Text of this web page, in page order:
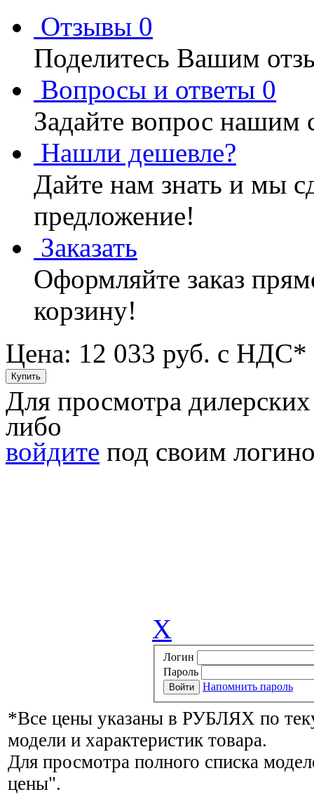
Отзывы 0
Поделитесь Вашим
Вопросы и ответы 0
Задайте вопрос нашим
Нашли дешевле?
Дайте нам знать и мы
предложение!
Заказать
Оформляйте заказ
корзину!
Цена: 12 033 руб. с НДС*
Для просмотра
либо
войдите под своим
X
Логин
Пароль
Напомнить пароль
*Все цены указаны в РУБЛЯХ по
модели и характеристик товара.
Для просмотра полного списка
цены".